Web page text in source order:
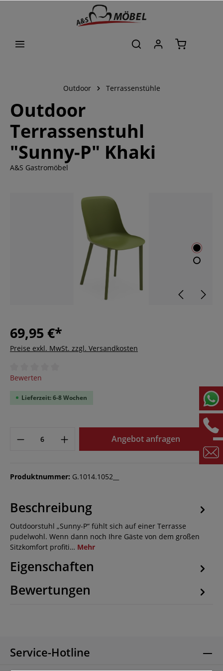
Outdoor Terrassenstühle
Outdoor
Terrassenstuhl
"Sunny-P" Khaki
A&S Gastromöbel
69,95 €*
Preise exkl. MwSt. zzgl. Versandkosten
Durchschnittliche Bewertung von 0 von 5 Sternen
Bewerten
Lieferzeit: 6-8 Wochen
Angebot anfragen
Produktnummer: G.1014.1052__
Beschreibung
Outdoorstuhl „Sunny-P“ fühlt sich auf einer Terrasse
pudelwohl. Wenn dann noch Ihre Gäste von dem großen
Sitzkomfort profiti… Mehr
Eigenschaften
Bewertungen
Service-Hotline